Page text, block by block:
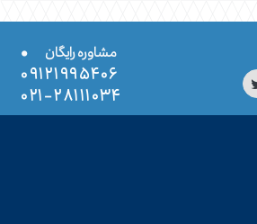
مشاوره رایگان
•
۰۹۱۲۱۹۹۵۴۰۶
۲۸۱۱۱۰۳۴-۰۲۱